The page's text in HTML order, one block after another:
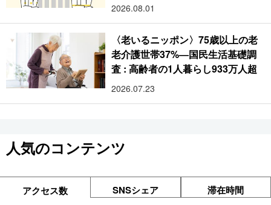
2026.08.01
〈老いるニッポン〉75歳以上の老
老介護世帯37%―国民生活基礎調
査 : 高齢者の1人暮らし933万人超
2026.07.23
人気のコンテンツ
アクセス数 SNSシェア 滞在時間